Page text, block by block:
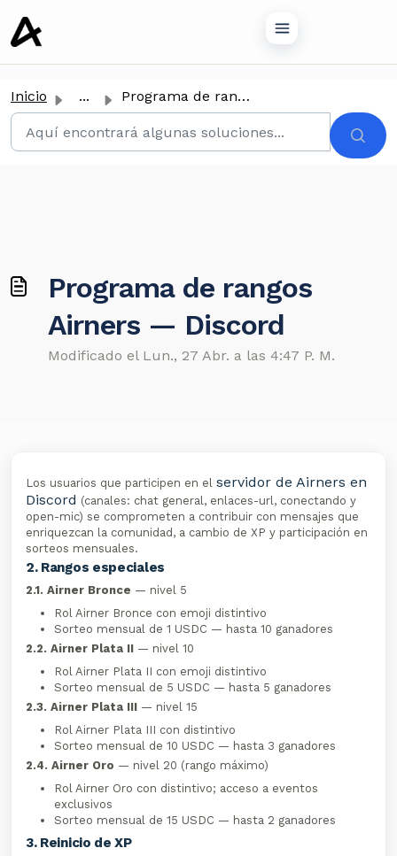
principal
Inicio ... Programa de rangos Airners — Discord
Programa de rangos
Airners — Discord
Modificado el Lun., 27 Abr. a las 4:47 P. M.
Los usuarios que participen en el servidor de Airners en
Discord (canales: chat general, enlaces-url, conectando y
open-mic) se comprometen a contribuir con mensajes que
enriquezcan la comunidad, a cambio de XP y participación en
sorteos mensuales.
2. Rangos especiales
2.1. Airner Bronce — nivel 5
Rol Airner Bronce con emoji distintivo
Sorteo mensual de 1 USDC — hasta 10 ganadores
2.2. Airner Plata II — nivel 10
Rol Airner Plata II con emoji distintivo
Sorteo mensual de 5 USDC — hasta 5 ganadores
2.3. Airner Plata III — nivel 15
Rol Airner Plata III con distintivo
Sorteo mensual de 10 USDC — hasta 3 ganadores
2.4. Airner Oro — nivel 20 (rango máximo)
Rol Airner Oro con distintivo; acceso a eventos
exclusivos
Sorteo mensual de 15 USDC — hasta 2 ganadores
3. Reinicio de XP